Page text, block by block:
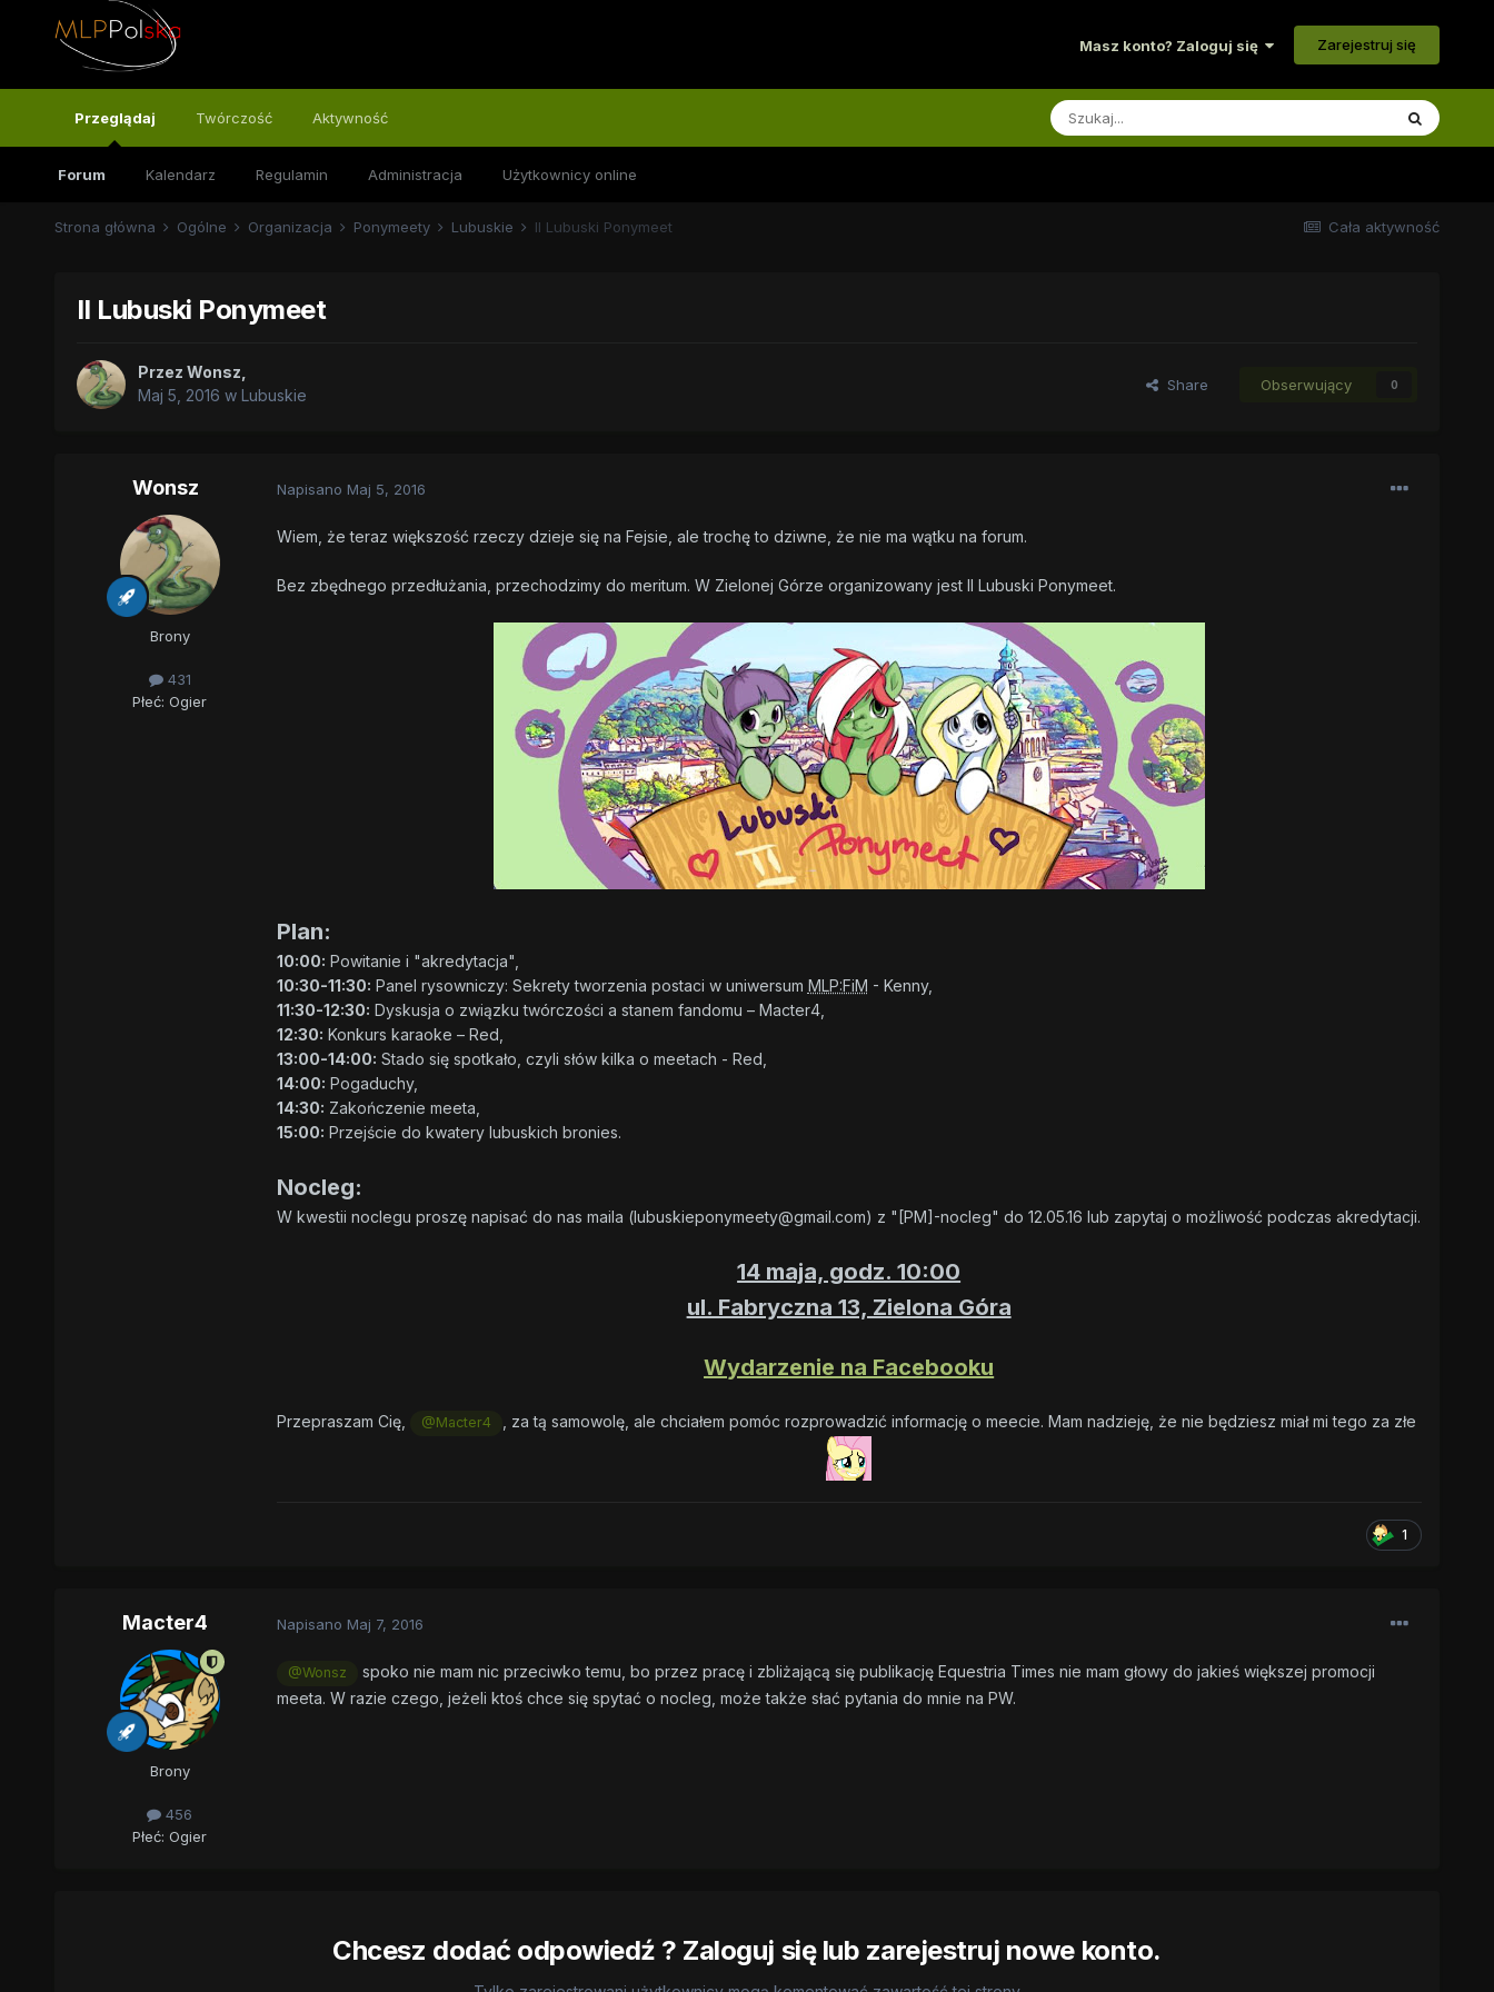
Masz konto? Zaloguj się Zarejestruj się
Przeglądaj
Forum Kalendarz Regulamin Administracja Użytkownicy online
Twórczość Aktywność
Cała aktywność
Strona główna Ogólne Organizacja Ponymeety Lubuskie II Lubuski Ponymeet
II Lubuski Ponymeet
Przez Wonsz
Maj 5, 2016 w Lubuskie
Share Obserwujący 0
Wonsz
Brony
431
Płeć: Ogier
Napisano Maj 5, 2016
Wiem, że teraz większość rzeczy dzieje się na Fejsie, ale trochę to dziwne, że nie ma wątku na forum.
Bez zbędnego przedłużania, przechodzimy do meritum. W Zielonej Górze organizowany jest II Lubuski Ponymeet.
Plan:
10:00: Powitanie i "akredytacja",
10:30-11:30: Panel rysowniczy: Sekrety tworzenia postaci w uniwersum MLP:FiM - Kenny,
11:30-12:30: Dyskusja o związku twórczości a stanem fandomu – Macter4,
12:30: Konkurs karaoke – Red,
13:00-14:00: Stado się spotkało, czyli słów kilka o meetach - Red,
14:00: Pogaduchy,
14:30: Zakończenie meeta,
15:00: Przejście do kwatery lubuskich bronies.
Nocleg:
W kwestii noclegu proszę napisać do nas maila (lubuskieponymeety@gmail.com) z "[PM]-nocleg" do 12.05.16 lub zapytaj o możliwość podczas akredytacji.
14 maja, godz. 10:00
ul. Fabryczna 13, Zielona Góra
Wydarzenie na Facebooku
Przepraszam Cię, @Macter4 , za tą samowolę, ale chciałem pomóc rozprowadzić informację o meecie. Mam nadzieję, że nie będziesz miał mi tego za złe
1
Macter4
Brony
456
Płeć: Ogier
Napisano Maj 7, 2016
@Wonsz
spoko nie mam nic przeciwko temu, bo przez pracę i zbliżającą się publikację Equestria Times nie mam głowy do jakieś większej promocji
meeta. W razie czego, jeżeli ktoś chce się spytać o nocleg, może także słać pytania do mnie na PW.
Chcesz dodać odpowiedź ? Zaloguj się lub zarejestruj nowe konto.